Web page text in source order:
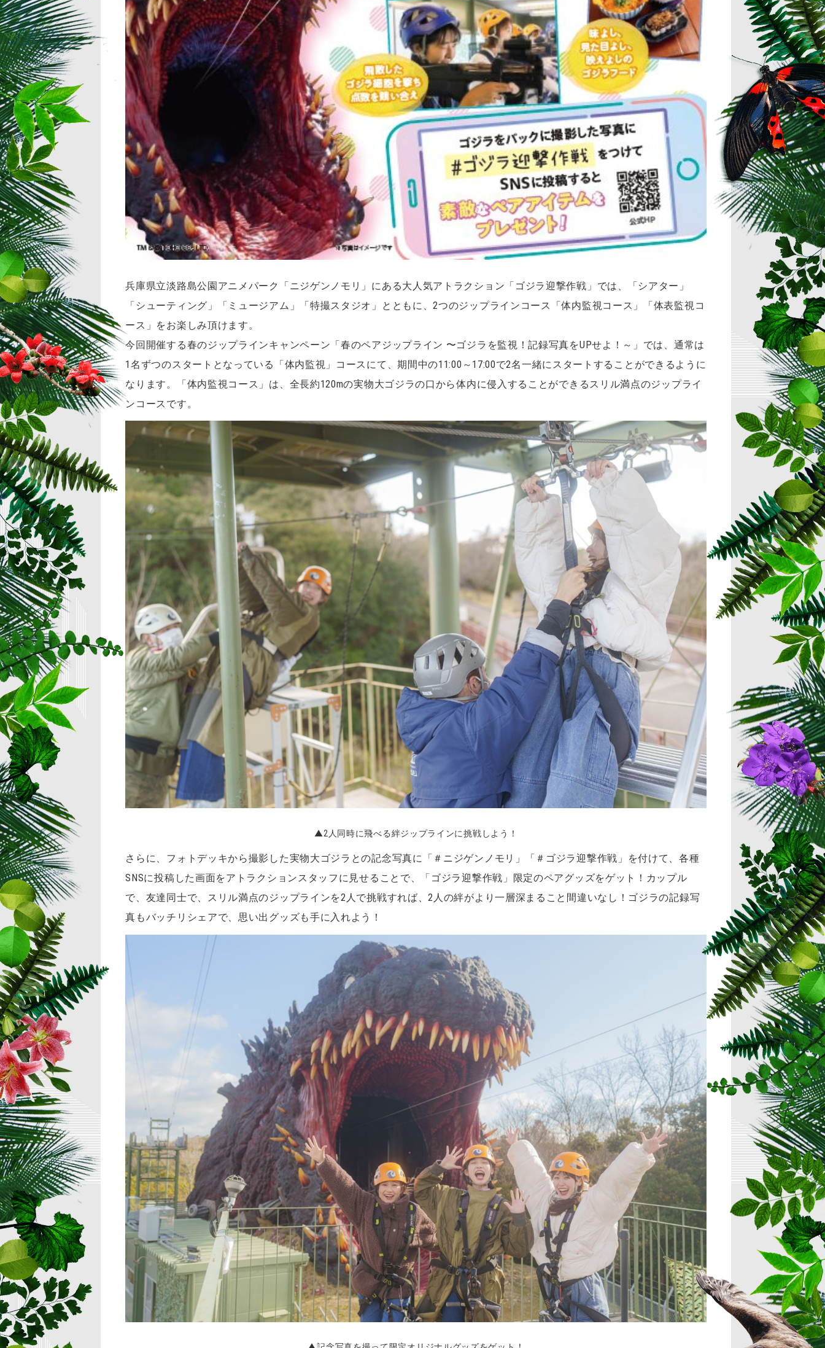
兵庫県立淡路島公園アニメパーク「ニジゲンノモリ」にある大人気アトラクション「ゴジラ迎撃作戦」では、「シアター」
「シューティング」「ミュージアム」「特撮スタジオ」とともに、2つのジップラインコース「体内監視コース」「体表監視コ
ース」をお楽しみ頂けます。
今回開催する春のジップラインキャンペーン「春のペアジップライン 〜ゴジラを監視！記録写真をUPせよ！～」では、通常は
1名ずつのスタートとなっている「体内監視」コースにて、期間中の11:00～17:00で2名一緒にスタートすることができるように
なります。「体内監視コース」は、全長約120mの実物大ゴジラの口から体内に侵入することができるスリル満点のジップライ
ンコースです。
▲2人同時に飛べる絆ジップラインに挑戦しよう！
さらに、フォトデッキから撮影した実物大ゴジラとの記念写真に「＃ニジゲンノモリ」「＃ゴジラ迎撃作戦」を付けて、各種
SNSに投稿した画面をアトラクションスタッフに見せることで、「ゴジラ迎撃作戦」限定のペアグッズをゲット！カップル
で、友達同士で、スリル満点のジップラインを2人で挑戦すれば、2人の絆がより一層深まること間違いなし！ゴジラの記録写
真もバッチリシェアで、思い出グッズも手に入れよう！